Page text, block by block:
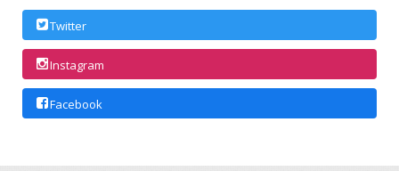
Twitter
Instagram
Facebook